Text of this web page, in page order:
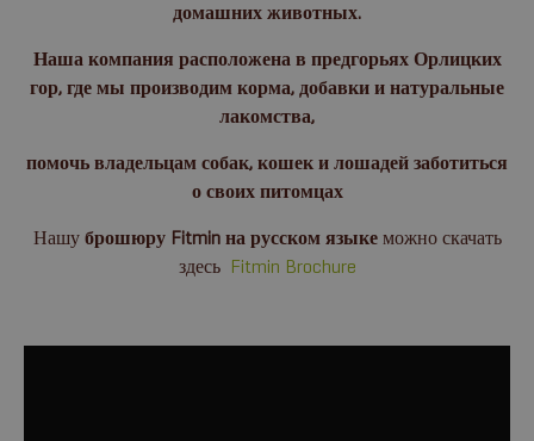
домашних животных.
Наша компания расположена в предгорьях Орлицких
гор, где мы производим корма, добавки и натуральные
лакомства,
помочь владельцам собак, кошек и лошадей заботиться
о своих питомцах
Нашу брошюру Fitmin на русском языкеможно скачать
здесь Fitmin Brochure